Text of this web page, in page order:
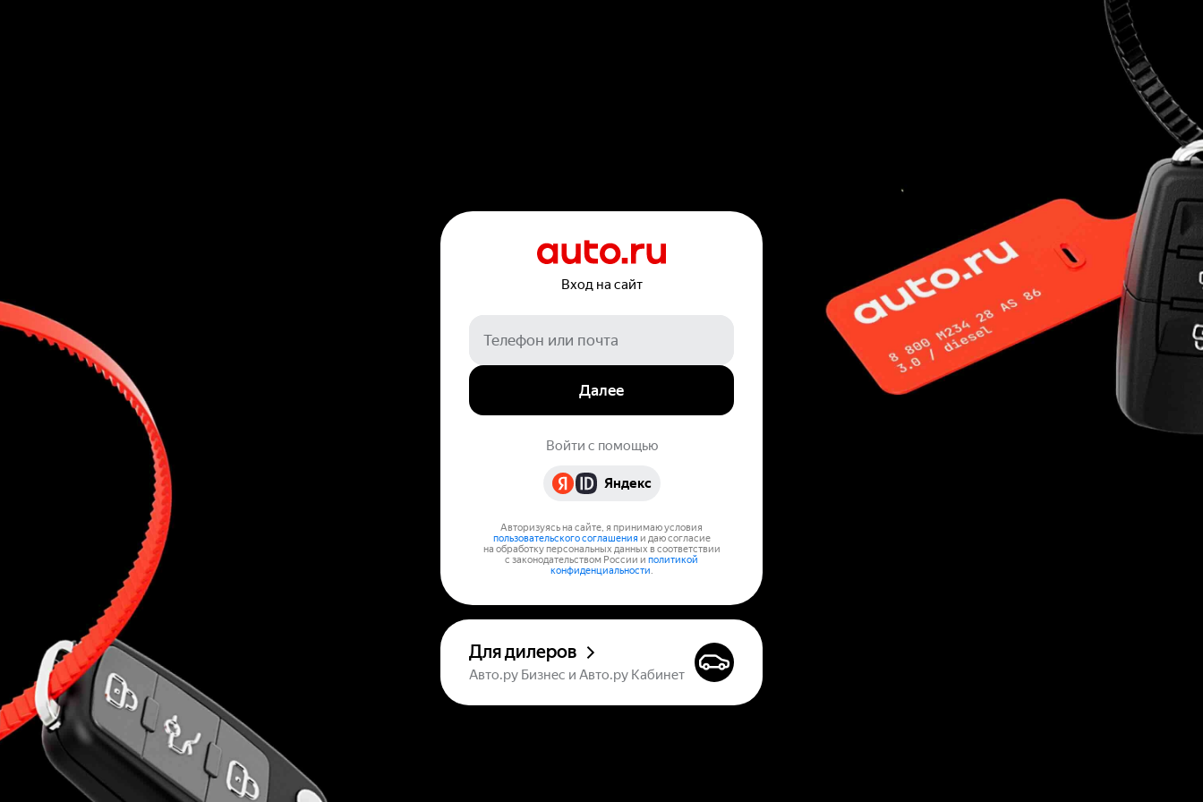
Вход на сайт
Далее
Войти с помощью
Яндекс
Авторизуясь на сайте, я принимаю условия
пользовательского соглашения и даю согласие
на обработку персональных данных в соответствии
с законодательством России и политикой
конфиденциальности.
Для дилеров
Авто.ру Бизнес и Авто.ру Кабинет